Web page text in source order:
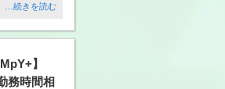
…続きを読む
】
務時間相